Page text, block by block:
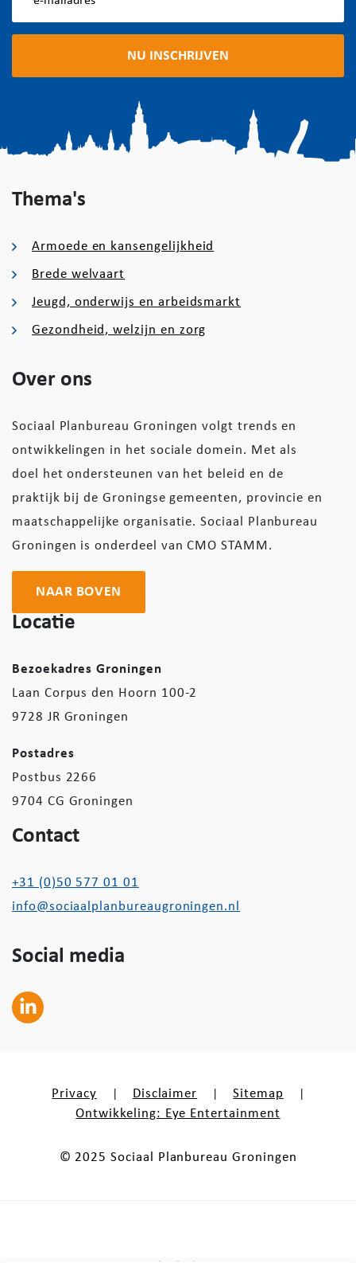
Thema's
Armoede en kansengelijkheid
Brede welvaart
Jeugd, onderwijs en arbeidsmarkt
Gezondheid, welzijn en zorg
Over ons
Sociaal Planbureau Groningen volgt trends en
ontwikkelingen in het sociale domein. Met als
doel het ondersteunen van het beleid en de
praktijk bij de Groningse gemeenten, provincie en
maatschappelijke organisatie. Sociaal Planbureau
Groningen is onderdeel van CMO STAMM.
NAAR BOVEN
Locatie
Bezoekadres Groningen
Laan Corpus den Hoorn 100-2
9728 JR Groningen
Postadres
Postbus 2266
9704 CG Groningen
Contact
+31 (0)50 577 01 01
info@sociaalplanbureaugroningen.nl
Social media
Privacy Disclaimer Sitemap
Ontwikkeling: Eye Entertainment
© 2025 Sociaal Planbureau Groningen